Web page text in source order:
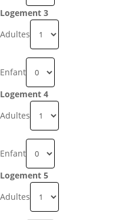
Logement 3
Adultes
Enfant
Logement 4
Adultes
Enfant
Logement 5
Adultes